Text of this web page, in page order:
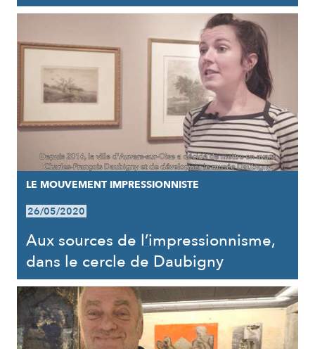
LE MOUVEMENT IMPRESSIONNISTE
26/05/2020
Aux sources de l’impressionnisme,
dans le cercle de Daubigny